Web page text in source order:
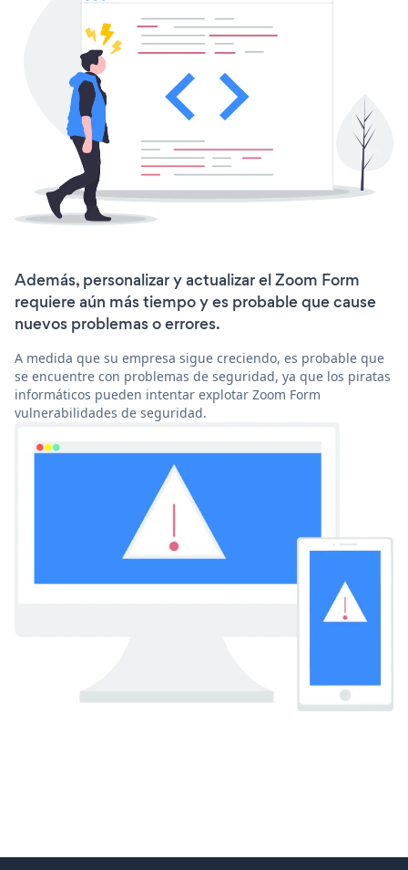
Además, personalizar y actualizar el Zoom Form
requiere aún más tiempo y es probable que cause
nuevos problemas o errores.
A medida que su empresa sigue creciendo, es probable que
se encuentre con problemas de seguridad, ya que los piratas
informáticos pueden intentar explotar Zoom Form
vulnerabilidades de seguridad.